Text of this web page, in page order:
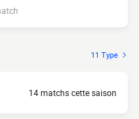
11 Type
14 matchs cette saison